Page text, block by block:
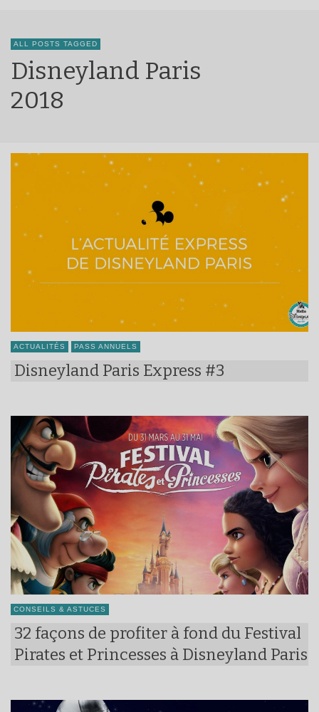
ALL POSTS TAGGED
Disneyland Paris
2018
ACTUALITÉS PASS ANNUELS
Disneyland Paris Express #3
CONSEILS & ASTUCES
32 façons de profiter à fond du Festival
Pirates et Princesses à Disneyland Paris